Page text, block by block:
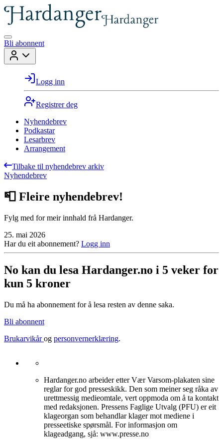
Bli abonnent
Logg inn
Registrer deg
Nyhendebrev
Podkastar
Lesarbrev
Arrangement
Tilbake til nyhendebrev arkiv
Nyhendebrev
📮 Fleire nyhendebrev!
Fylg med for meir innhald frå Hardanger.
25. mai 2026
Har du eit abonnement? Logg inn
No kan du lesa Hardanger.no i 5 veker for
kun 5 kroner
Du må ha abonnement for å lesa resten av denne saka.
Bli abonnent
Brukarvikårog personvernerklæring.
Hardanger.no arbeider etter Vær Varsom-plakaten sine
reglar for god presseskikk. Den som meiner seg råka av
urettmessig medieomtale, vert oppmoda om å ta kontakt
med redaksjonen. Pressens Faglige Utvalg (PFU) er eit
klageorgan som behandlar klager mot mediene i
presseetiske spørsmål. For informasjon om
klageadgang, sjå: www.presse.no